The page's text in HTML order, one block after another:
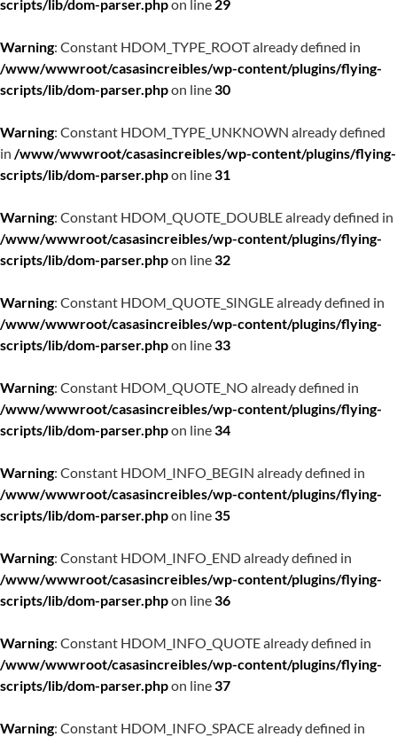
scripts/lib/dom-parser.phpon line 29
Warning: Constant HDOM_TYPE_ROOT already defined in
/www/wwwroot/casasincreibles/wp-content/plugins/flying-
scripts/lib/dom-parser.phpon line30
Warning: Constant HDOM_TYPE_UNKNOWN already defined
in /www/wwwroot/casasincreibles/wp-content/plugins/flying-
scripts/lib/dom-parser.phpon line31
Warning: Constant HDOM_QUOTE_DOUBLE already defined in
/www/wwwroot/casasincreibles/wp-content/plugins/flying-
scripts/lib/dom-parser.phpon line32
Warning: Constant HDOM_QUOTE_SINGLE already defined in
/www/wwwroot/casasincreibles/wp-content/plugins/flying-
scripts/lib/dom-parser.phpon line33
Warning: Constant HDOM_QUOTE_NO already defined in
/www/wwwroot/casasincreibles/wp-content/plugins/flying-
scripts/lib/dom-parser.phpon line34
Warning: Constant HDOM_INFO_BEGIN already defined in
/www/wwwroot/casasincreibles/wp-content/plugins/flying-
scripts/lib/dom-parser.phpon line35
Warning: Constant HDOM_INFO_END already defined in
/www/wwwroot/casasincreibles/wp-content/plugins/flying-
scripts/lib/dom-parser.phpon line36
Warning: Constant HDOM_INFO_QUOTE already defined in
/www/wwwroot/casasincreibles/wp-content/plugins/flying-
scripts/lib/dom-parser.phpon line37
Warning: Constant HDOM_INFO_SPACE already defined in